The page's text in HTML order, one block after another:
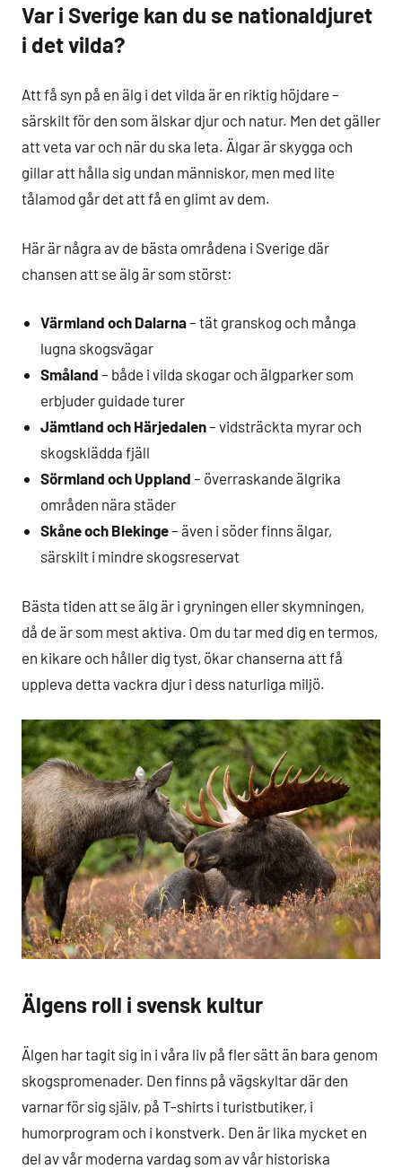
Var i Sverige kan du se nationaldjuret
i det vilda?
Att få syn på en älg i det vilda är en riktig höjdare –
särskilt för den som älskar djur och natur. Men det gäller
att veta var och när du ska leta. Älgar är skygga och
gillar att hålla sig undan människor, men med lite
tålamod går det att få en glimt av dem.
Här är några av de bästa områdena i Sverige där
chansen att se älg är som störst:
Värmland och Dalarna– tät granskog och många
lugna skogsvägar
Småland – både i vilda skogar och älgparker som
erbjuder guidade turer
Jämtland och Härjedalen– vidsträckta myrar och
skogsklädda fjäll
Sörmland och Uppland – överraskande älgrika
områden nära städer
Skåne och Blekinge– även i söder finns älgar,
särskilt i mindre skogsreservat
Bästa tiden att se älg är i gryningen eller skymningen,
då de är som mest aktiva. Om du tar med dig en termos,
en kikare och håller dig tyst, ökar chanserna att få
uppleva detta vackra djur i dess naturliga miljö.
Älgens roll i svensk kultur
Älgen har tagit sig in i våra liv på fler sätt än bara genom
skogspromenader. Den finns på vägskyltar där den
varnar för sig själv, på T-shirts i turistbutiker, i
humorprogram och i konstverk. Den är lika mycket en
del av vår moderna vardag som av vår historiska